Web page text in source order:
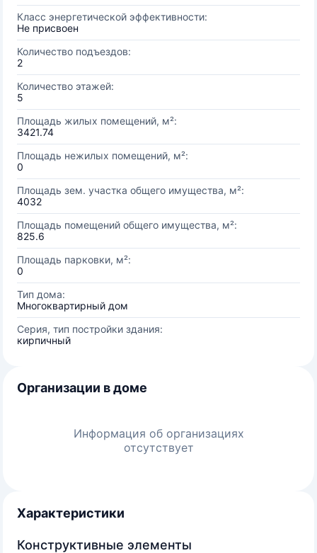
Класс энергетической эффективности:
Не присвоен
Количество подъездов:
2
Количество этажей:
5
Площадь жилых помещений, м²:
3421.74
Площадь нежилых помещений, м²:
0
Площадь зем. участка общего имущества, м²:
4032
Площадь помещений общего имущества, м²:
825.6
Площадь парковки, м²:
0
Тип дома:
Многоквартирный дом
Серия, тип постройки здания:
кирпичный
Организации в доме
Информация об организациях
отсутствует
Характеристики
Конструктивные элементы